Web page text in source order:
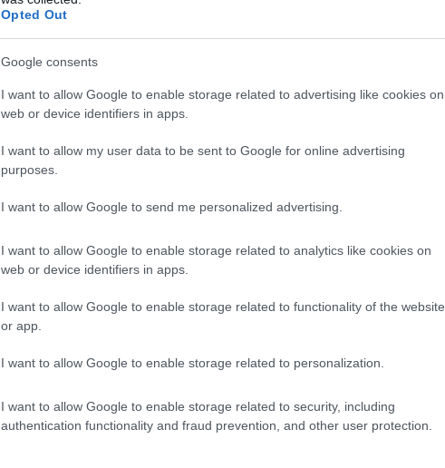
Opted Out
Google consents
I want to allow Google to enable storage related to advertising like cookies on
web or device identifiers in apps.
I want to allow my user data to be sent to Google for online advertising
purposes.
I want to allow Google to send me personalized advertising.
I want to allow Google to enable storage related to analytics like cookies on
web or device identifiers in apps.
I want to allow Google to enable storage related to functionality of the website
or app.
I want to allow Google to enable storage related to personalization.
I want to allow Google to enable storage related to security, including
authentication functionality and fraud prevention, and other user protection.